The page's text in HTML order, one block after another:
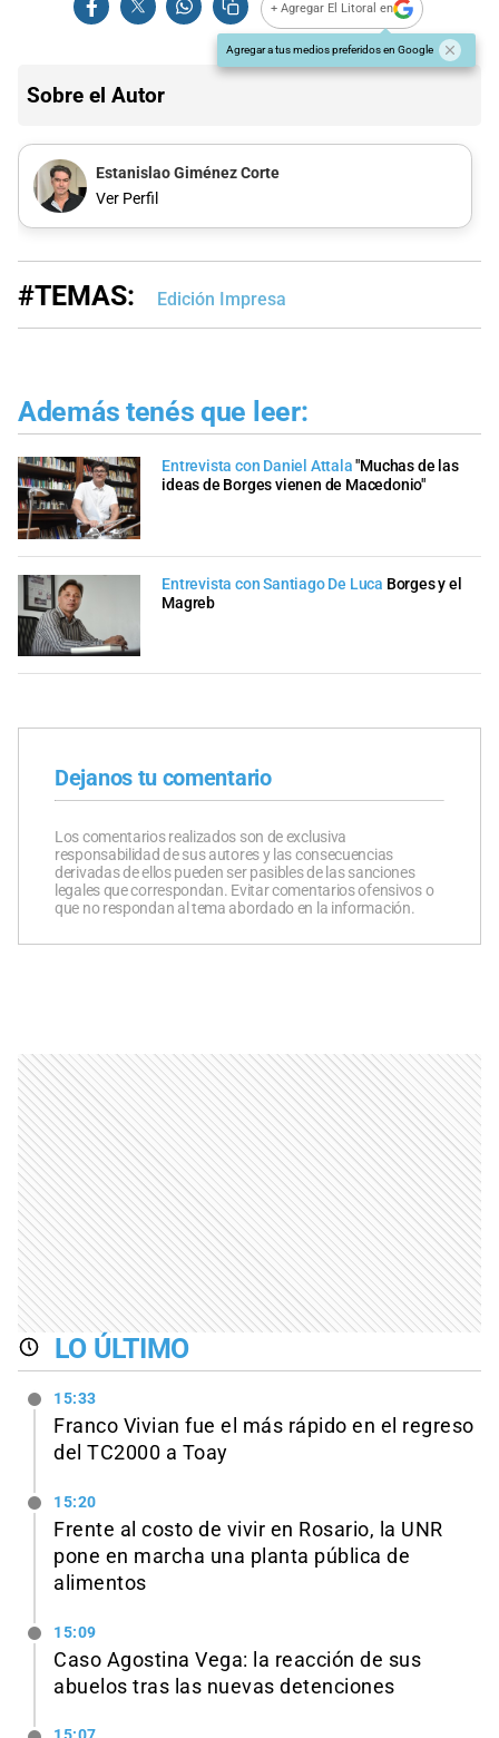
+ Agregar El Litoral en
Agregar a tus medios preferidos en Google
Sobre el Autor
Estanislao Giménez Corte
Ver Perfil
#TEMAS: Edición Impresa
Además tenés que leer:
Entrevista con Daniel Attala "Muchas de las
ideas de Borges vienen de Macedonio"
Entrevista con Santiago De Luca Borges y el
Magreb
Dejanos tu comentario
Los comentarios realizados son de exclusiva
responsabilidad de sus autores y las consecuencias
derivadas de ellos pueden ser pasibles de las sanciones
legales que correspondan. Evitar comentarios ofensivos o
que no respondan al tema abordado en la información.
LO ÚLTIMO
15:33
Franco Vivian fue el más rápido en el regreso
del TC2000 a Toay
15:20
Frente al costo de vivir en Rosario, la UNR
pone en marcha una planta pública de
alimentos
15:09
Caso Agostina Vega: la reacción de sus
abuelos tras las nuevas detenciones